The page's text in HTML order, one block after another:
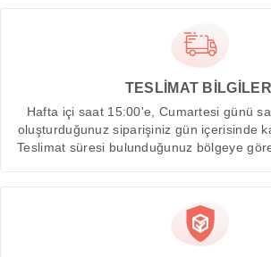
TESLİMAT BİLGİLERİ
Hafta içi saat 15:00'e, Cumartesi günü
oluşturduğunuz siparişiniz gün içerisinde
Teslimat süresi bulunduğunuz bölgeye